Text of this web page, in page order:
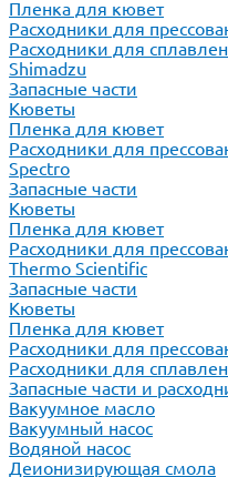
Пленка для кювет
Расходники для
Расходники для
Shimadzu
Запасные части
Кюветы
Пленка для кювет
Расходники для
Spectro
Запасные части
Кюветы
Пленка для кювет
Расходники для
Thermo Scientific
Запасные части
Кюветы
Пленка для кювет
Расходники для
Расходники для
Запасные части и
Вакуумное масло
Вакуумный насос
Водяной насос
Деионизирующая смола